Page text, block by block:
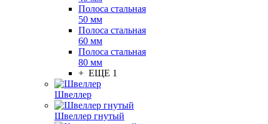
Полоса стальная
50 мм
Полоса стальная
60 мм
Полоса стальная
80 мм
+ ЕЩЕ 1
Швеллер
Швеллер гнутый